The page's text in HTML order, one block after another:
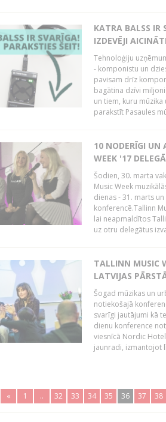
KATRA BALSS IR
IZDEVĒJI
Tehnoloģiju
- komponistu un
pavisam drīz
bagātina dzīvi
un tiem, kuru
parakstīt Pasaules
10 NODERĪGI UN
WEEK '17
Šodien, 30. marta
Music Week
dienas - 31. marts
konferencē.Tallinn
lai neapmaldītos
uz otru delegātus
TALLINN MUSIC
LATVIJAS
Šogad mūzikas un
notiekošajā
svarīgi jautājumi kā
dienu konference
viesnīcā Nordic
jaunradi, izmantojot
« 1 .. 32 33 34 35 36 37 38